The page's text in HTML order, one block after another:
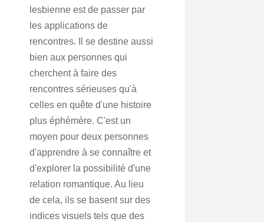
lesbienne est de passer par
les applications de
rencontres. Il se destine aussi
bien aux personnes qui
cherchent à faire des
rencontres sérieuses qu'à
celles en quête d'une histoire
plus éphémère. C'est un
moyen pour deux personnes
d'apprendre à se connaître et
d'explorer la possibilité d'une
relation romantique. Au lieu
de cela, ils se basent sur des
indices visuels tels que des